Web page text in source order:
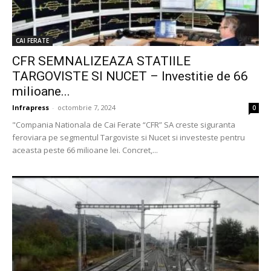
CAI FERATE
CFR SEMNALIZEAZA STATIILE
TARGOVISTE SI NUCET – Investitie de 66
milioane...
Infrapress - octombrie 7, 2024 0
"Compania Nationala de Cai Ferate “CFR” SA creste siguranta
feroviara pe segmentul Targoviste si Nucet si investeste pentru
aceasta peste 66 milioane lei. Concret,...